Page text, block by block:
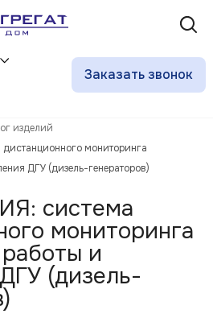
Заказать звонок
изделий
мониторинга
ДГУ (дизель-генераторов)
система
мониторинга
и
(дизель-